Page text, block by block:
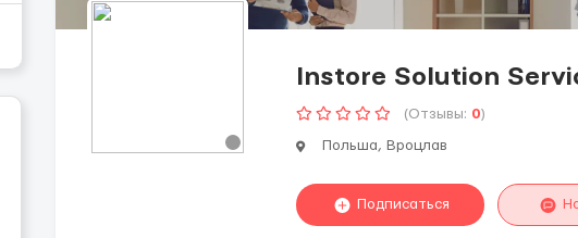
Instore Solution
(Отзывы: 0)
Польша, Вроцлав
Подписаться